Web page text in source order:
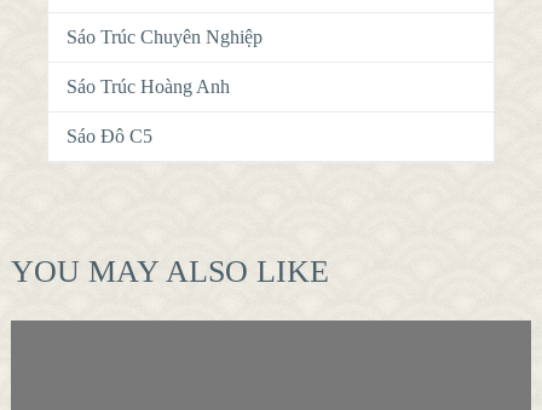
Sáo Trúc Chuyên Nghiệp
Sáo Trúc Hoàng Anh
Sáo Đô C5
YOU MAY ALSO LIKE